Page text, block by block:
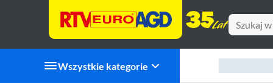
Wszystkie kategorie